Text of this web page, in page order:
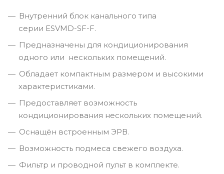
Внутренний блок канального типа
серии ESVMD-SF-F.
Предназначены для кондиционирования
одного или нескольких помещений.
Обладает компактным размером и высокими
характеристиками.
Предоставляет возможность
кондиционирования нескольких помещений.
Оснащён встроенным ЭРВ.
Возможность подмеса свежего воздуха.
Фильтр и проводной пульт в комплекте.